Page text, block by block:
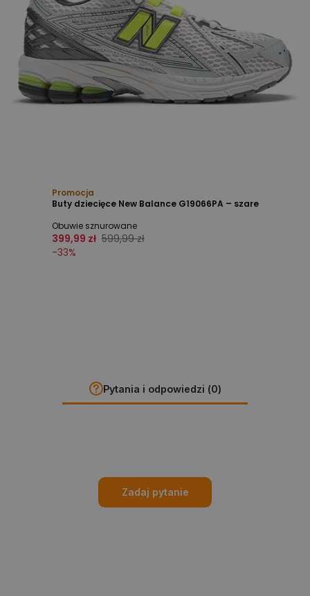
Promocja
Buty dziecięce New Balance G19066PA – szare
Obuwie sznurowane
399,99 zł 599,99 zł
-33%
Pytania i odpowiedzi (0)
Zadaj pytanie